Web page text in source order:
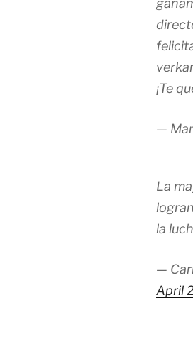
¡Te
—
La
la
—
April